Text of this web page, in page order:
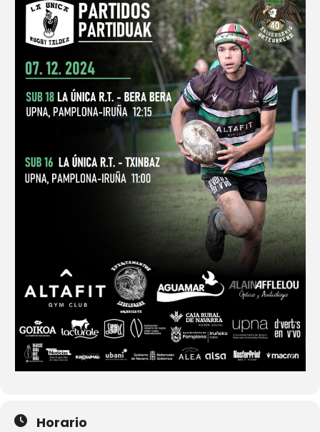
Horario